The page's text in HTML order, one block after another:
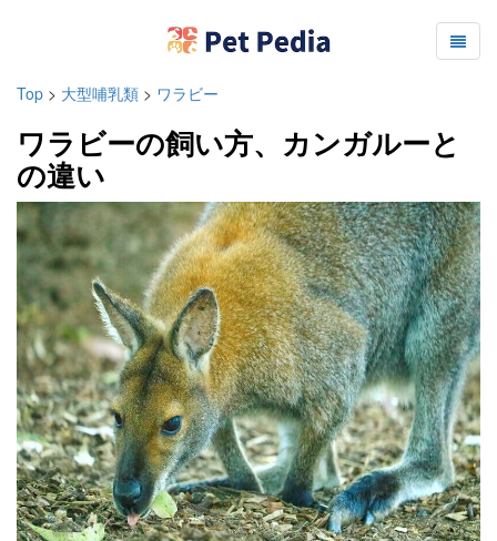
Top > 大型哺乳類 > ワラビー
ワラビーの飼い方、カンガルーと
の違い